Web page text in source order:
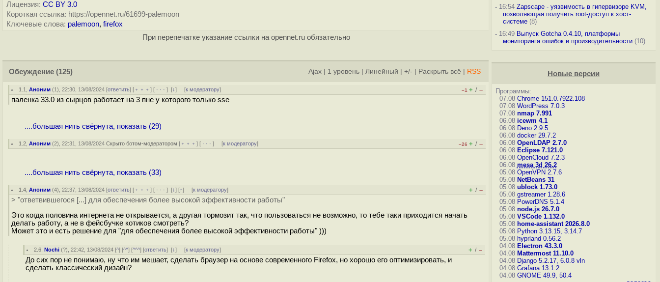
Лицензия: CC BY 3.0
Короткая ссылка: https://opennet.ru/61699-palemoon
Ключевые слова: palemoon, firefox
При перепечатке указание ссылки на opennet.ru обязательно
Обсуждение (125) Ajax 1 уровень Линейный +/- Раскрыть всё RSS
1.1 ,Аноним (1), 22:30, 13/08/2024 [ответить] [ ﹢﹢﹢] [ · · ·][↓] [к модератору] –1 + / –
паленка 33.0 из сырцов работает на 3 пне у которого только sse
....большая нить свёрнута, показать (29)
1.2 ,Аноним (2), 22:31, 13/08/2024Скрыто ботом-модератором [ ﹢﹢﹢] [ · · ·] [к модератору] –26 + / –
....большая нить свёрнута, показать (33)
1.4 ,Аноним (4), 22:37, 13/08/2024 [ответить] [ ﹢﹢﹢] [ · · ·][↓] [↑] [к модератору] + / –
> "ответвившегося [...] для обеспечения более высокой эффективности работы"
Это когда половина интернета не открывается, а другая тормозит так, что пользоваться не возможно, то тебе таки приходится начать
делать работу, а не в фейсбучке котиков смотреть?
Может это и есть решение для "для обеспечения более высокой эффективности работы" )))
2.6 ,Nochi (?), 22:42, 13/08/2024 [^] [^^] [^^^] [ответить][↓] [к модератору] + / –
До сих пор не понимаю, ну что им мешает, сделать браузер на основе современного Firefox, но хорошо его оптимизировать, и
сделать классический дизайн?
-16:54 Zapscape - уязвимость в гипервизоре KVM,
позволяющая получить root-доступ к хост-
системе(8)
-16:49 Выпуск Gotcha 0.4.10, платформы
мониторинга ошибок и производительности(10)
Новые версии
Программы:
07.08 Chrome 151.0.7922.108
07.08 WordPress 7.0.3
07.08 nmap 7.991
06.08 icewm 4.1
06.08 Deno 2.9.5
06.08 docker 29.7.2
06.08 OpenLDAP 2.7.0
06.08 Eclipse 7.121.0
06.08 OpenCloud 7.2.3
06.08 mesa 3d 26.2
05.08 OpenVPN 2.7.6
05.08 NetBeans 31
05.08 ublock 1.73.0
05.08 gstreamer 1.28.6
05.08 PowerDNS 5.1.4
05.08 node.js 26.7.0
05.08 VSCode 1.132.0
05.08 home-assistant 2026.8.0
05.08 Python 3.13.15, 3.14.7
05.08 hyprland 0.56.2
04.08 Electron 43.3.0
04.08 Mattermost 11.10.0
04.08 Django 5.2.17, 6.0.8 vln
04.08 Grafana 13.1.2
04.08 GNOME 49.9, 50.4